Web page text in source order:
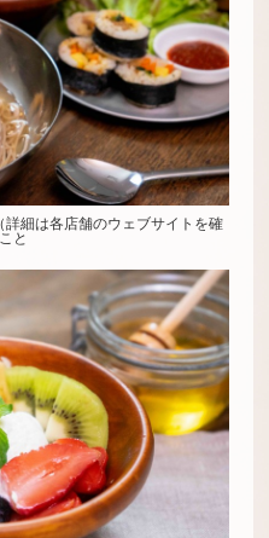
細は各店舗のウェブサイトを確
と